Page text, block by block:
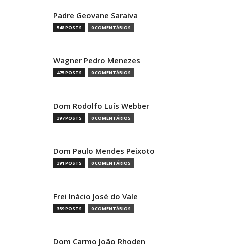
Padre Geovane Saraiva
548 POSTS 0 COMENTÁRIOS
Wagner Pedro Menezes
475 POSTS 0 COMENTÁRIOS
Dom Rodolfo Luís Webber
397 POSTS 0 COMENTÁRIOS
Dom Paulo Mendes Peixoto
391 POSTS 0 COMENTÁRIOS
Frei Inácio José do Vale
359 POSTS 0 COMENTÁRIOS
Dom Carmo João Rhoden